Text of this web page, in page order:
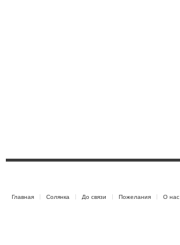
Главная Солянка До связи Пожелания О нас